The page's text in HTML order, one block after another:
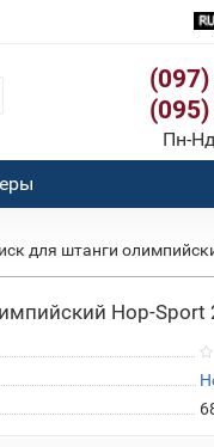
Пн-
для штанги
Hop-Sport